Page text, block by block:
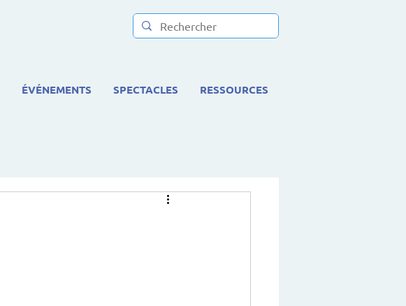
ÉVÉNEMENTS SPECTACLES RESSOURCES